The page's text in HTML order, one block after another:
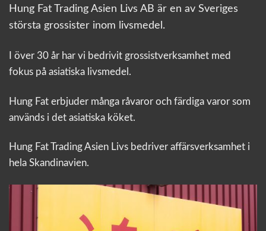
Hung Fat Trading Asien Livs AB är en av Sveriges
största grossister inom livsmedel.
I över 30 år har vi bedrivit grossistverksamhet med
fokus på asiatiska livsmedel.
Hung Fat erbjuder många råvaror och färdiga varor som
används i det asiatiska köket.
Hung Fat Trading Asien Livs bedriver affärsverksamhet i
hela Skandinavien.